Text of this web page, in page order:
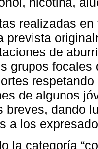
realizadas
prevista
de
grupos
de algunos
breves, dando
a los
la categoría